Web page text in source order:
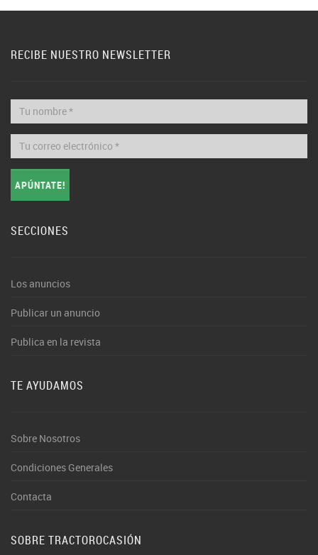
RECIBE NUESTRO NEWSLETTER
APÚNTATE!
SECCIONES
Los anuncios
Publicar un anuncio
Publica en la revista
TE AYUDAMOS
Sobre Nosotros
Condiciones Generales
Contacta
SOBRE TRACTOROCASIÓN